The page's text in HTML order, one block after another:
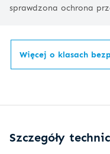
sprawdzona ochrona
Więcej o klasach
Szczegóły